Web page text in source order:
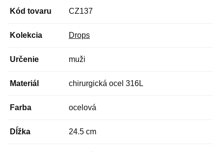
Kód tovaru CZ137
Kolekcia Drops
Určenie muži
Materiál chirurgická ocel 316L
Farba ocelová
Dĺžka 24.5 cm